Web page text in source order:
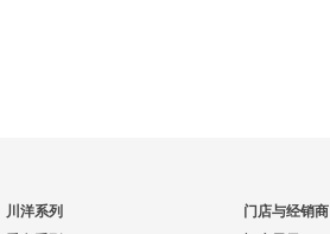
川洋系列
门店与经销商